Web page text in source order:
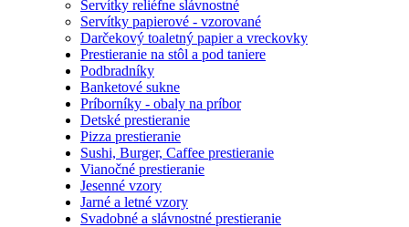
Servítky reliéfne slávnostné
Servítky papierové - vzorované
Darčekový toaletný papier a vreckovky
Prestieranie na stôl a pod taniere
Podbradníky
Banketové sukne
Príborníky - obaly na príbor
Detské prestieranie
Pizza prestieranie
Sushi, Burger, Caffee prestieranie
Vianočné prestieranie
Jesenné vzory
Jarné a letné vzory
Svadobné a slávnostné prestieranie